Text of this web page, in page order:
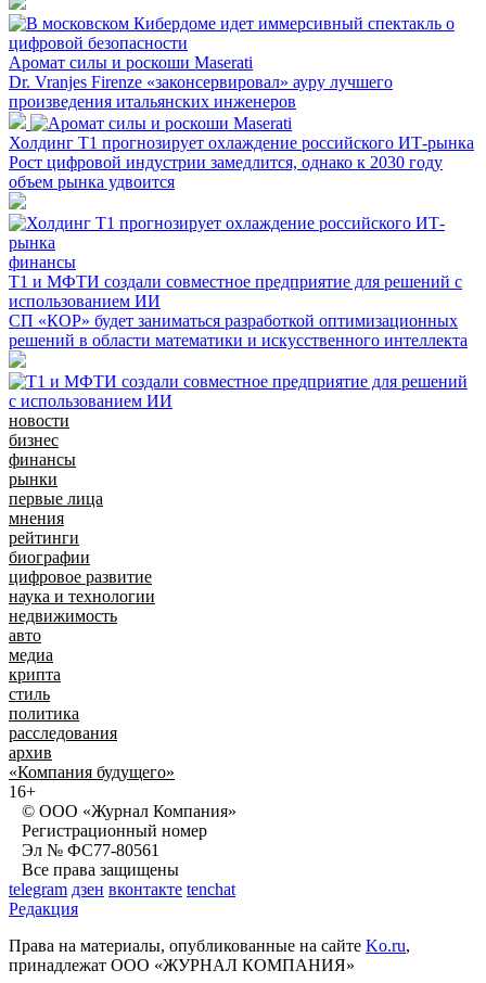
Аромат силы и роскоши Maserati
Dr. Vranjes Firenze «законсервировал» ауру лучшего
произведения итальянских инженеров
Холдинг Т1 прогнозирует охлаждение российского ИТ-рынка
Рост цифровой индустрии замедлится, однако к 2030 году
объем рынка удвоится
финансы
Т1 и МФТИ создали совместное предприятие для решений с
использованием ИИ
СП «КОР» будет заниматься разработкой оптимизационных
решений в области математики и искусственного интеллекта
новости
бизнес
финансы
рынки
первые лица
мнения
рейтинги
биографии
цифровое развитие
наука и технологии
недвижимость
авто
медиа
крипта
стиль
политика
расследования
архив
«Компания будущего»
16+
© ООО «Журнал Компания»
Регистрационный номер
Эл № ФС77-80561
Все права защищены
telegram дзен вконтакте tenchat
Редакция
Права на материалы, опубликованные на сайте Ko.ru,
принадлежат ООО «ЖУРНАЛ КОМПАНИЯ»